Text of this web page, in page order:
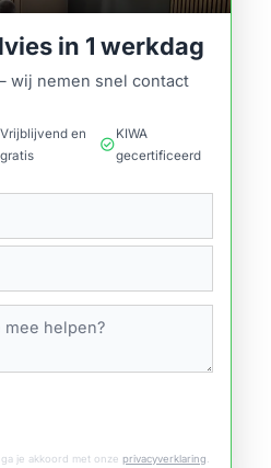
in 1 werkdag
wij nemen snel contact
Vrijblijvend en
gratis
check_circle
KIWA
gecertificeerd
je akkoord met onze privacyverklaring.